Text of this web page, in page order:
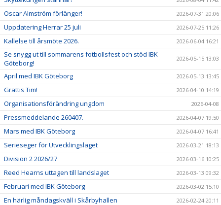
Oscar Almström förlänger! 2026-07-31 20:06
Uppdatering Herrar 25 juli 2026-07-25 11:26
Kallelse till årsmöte 2026. 2026-06-04 16:21
Se snygg ut till sommarens fotbollsfest och stöd IBK
Göteborg!
2026-05-15 13:03
April med IBK Göteborg 2026-05-13 13:45
Grattis Tim! 2026-04-10 14:19
Organisationsförändring ungdom 2026-04-08
Pressmeddelande 260407. 2026-04-07 19:50
Mars med IBK Göteborg 2026-04-07 16:41
Serieseger för Utvecklingslaget 2026-03-21 18:13
Division 2 2026/27 2026-03-16 10:25
Reed Hearns uttagen till landslaget 2026-03-13 09:32
Februari med IBK Göteborg 2026-03-02 15:10
En härlig måndagskväll i Skårbyhallen 2026-02-24 20:11